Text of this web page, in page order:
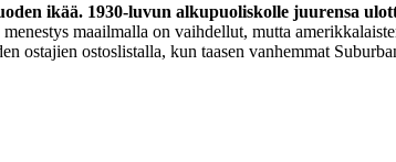
ikää. 1930-luvun alkupuoliskolle juurensa
maailmalla on vaihdellut, mutta
ostajien ostoslistalla, kun taasen vanhemmat